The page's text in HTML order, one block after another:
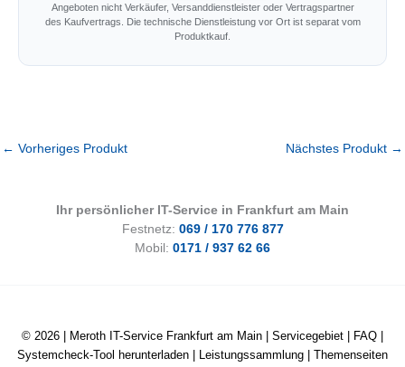
Angeboten nicht Verkäufer, Versanddienstleister oder Vertragspartner
des Kaufvertrags. Die technische Dienstleistung vor Ort ist separat vom
Produktkauf.
← Vorheriges Produkt Nächstes Produkt →
Ihr persönlicher IT-Service in Frankfurt am Main
Festnetz: 069 / 170 776 877
Mobil: 0171 / 937 62 66
© 2026 | Meroth IT-Service Frankfurt am Main Servicegebiet FAQ
Systemcheck-Tool herunterladen
Leistungssammlung Themenseiten